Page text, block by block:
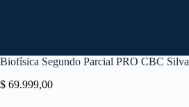
Biofísica Segundo Parcial PRO CBC Silva
$ 69.999,00